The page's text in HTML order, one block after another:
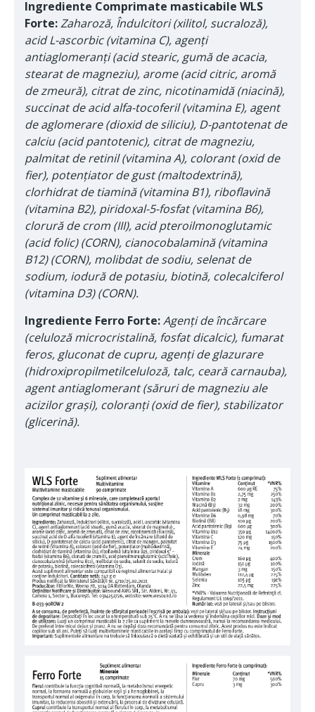
Ingrediente Comprimate masticabile WLS
Forte:Zaharoză, Îndulcitori (xilitol, sucraloză),
acid L-ascorbic (vitamina C), agenți
antiaglomeranți (acid stearic, gumă de acacia,
stearat de magneziu), arome (acid citric, aromă
de zmeură), citrat de zinc, nicotinamidă (niacină),
succinat de acid alfa-tocoferil (vitamina E), agent
de aglomerare (dioxid de siliciu), D-pantotenat de
calciu (acid pantotenic), citrat de magneziu,
palmitat de retinil (vitamina A), colorant (oxid de
fier), potențiator de gust (maltodextrină),
clorhidrat de tiamină (vitamina B1), riboflavină
(vitamina B2), piridoxal-5-fosfat (vitamina B6),
clorură de crom (III), acid pteroilmonoglutamic
(acid folic) (CORN), cianocobalamină (vitamina
B12) (CORN), molibdat de sodiu, selenat de
sodium, iodură de potasiu, biotină, colecalciferol
(vitamina D3) (CORN).
Ingrediente Ferro Forte:Agenți de încărcare
(celuloză microcristalină, fosfat dicalcic), fumarat
feros, gluconat de cupru, agenți de glazurare
(hidroxipropilmetilceluloză, talc, ceară carnauba),
agent antiaglomerant (săruri de magneziu ale
acizilor grași), coloranți (oxid de fier), stabilizator
(glicerină).